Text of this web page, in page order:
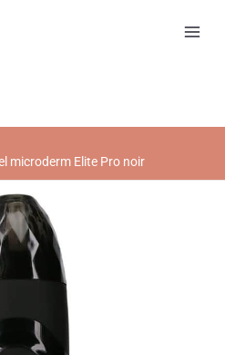
microderm Elite Pro noir